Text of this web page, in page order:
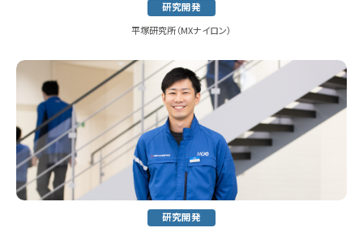
研究開発
平塚研究所（MXナイロン）
研究開発